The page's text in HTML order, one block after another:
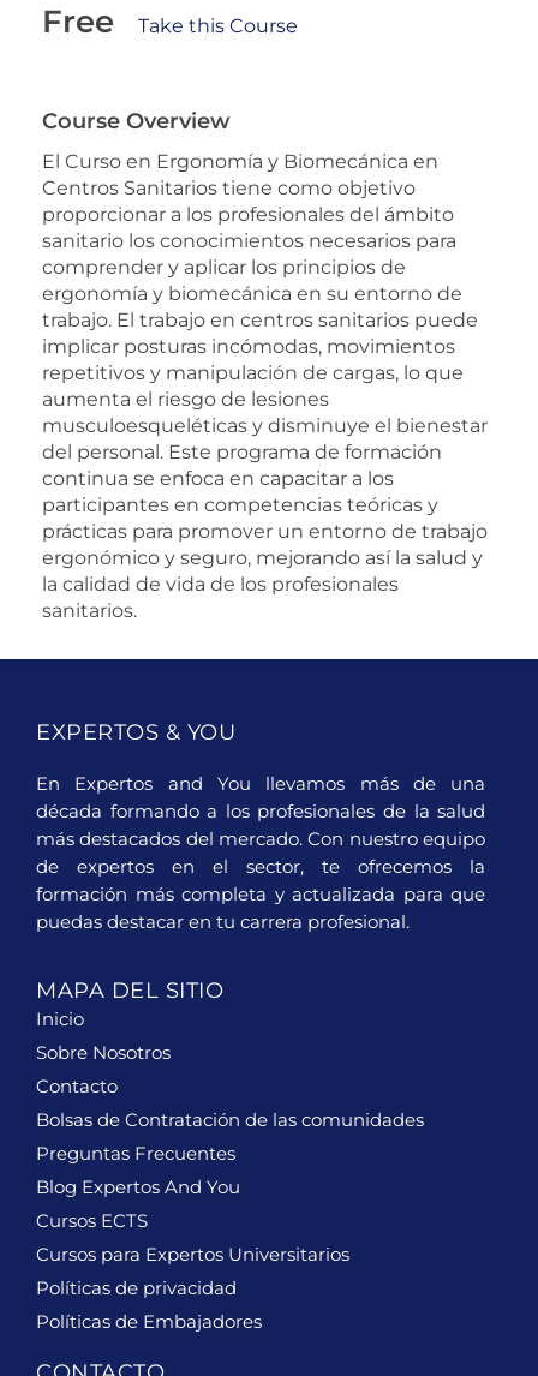
Free Take this Course
Course Overview
El Curso en Ergonomía y Biomecánica en
Centros Sanitarios tiene como objetivo
proporcionar a los profesionales del ámbito
sanitario los conocimientos necesarios para
comprender y aplicar los principios de
ergonomía y biomecánica en su entorno de
trabajo. El trabajo en centros sanitarios puede
implicar posturas incómodas, movimientos
repetitivos y manipulación de cargas, lo que
aumenta el riesgo de lesiones
musculoesqueléticas y disminuye el bienestar
del personal. Este programa de formación
continua se enfoca en capacitar a los
participantes en competencias teóricas y
prácticas para promover un entorno de trabajo
ergonómico y seguro, mejorando así la salud y
la calidad de vida de los profesionales
sanitarios.
EXPERTOS & YOU
En Expertos and You llevamos más de una
década formando a los profesionales de la salud
más destacados del mercado. Con nuestro equipo
de expertos en el sector, te ofrecemos la
formación más completa y actualizada para que
puedas destacar en tu carrera profesional.
MAPA DEL SITIO
Inicio
Sobre Nosotros
Contacto
Bolsas de Contratación de las comunidades
Preguntas Frecuentes
Blog Expertos And You
Cursos ECTS
Cursos para Expertos Universitarios
Políticas de privacidad
Políticas de Embajadores